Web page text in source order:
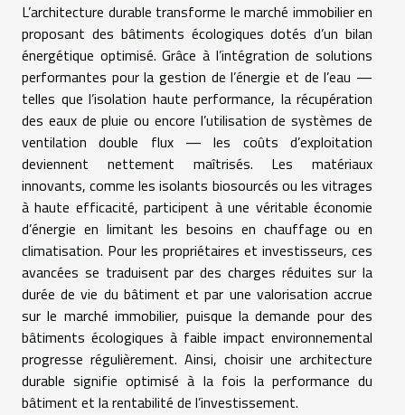
L’architecture durable transforme le marché immobilier en
proposant des bâtiments écologiques dotés d’un bilan
énergétique optimisé. Grâce à l’intégration de solutions
performantes pour la gestion de l’énergie et de l’eau —
telles que l’isolation haute performance, la récupération
des eaux de pluie ou encore l’utilisation de systèmes de
ventilation double flux — les coûts d’exploitation
deviennent nettement maîtrisés. Les matériaux
innovants, comme les isolants biosourcés ou les vitrages
à haute efficacité, participent à une véritable économie
d’énergie en limitant les besoins en chauffage ou en
climatisation. Pour les propriétaires et investisseurs, ces
avancées se traduisent par des charges réduites sur la
durée de vie du bâtiment et par une valorisation accrue
sur le marché immobilier, puisque la demande pour des
bâtiments écologiques à faible impact environnemental
progresse régulièrement. Ainsi, choisir une architecture
durable signifie optimisé à la fois la performance du
bâtiment et la rentabilité de l’investissement.